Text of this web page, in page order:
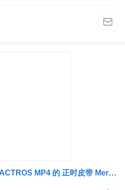
牵引车 Mercedes-Benz ACTROS MP4 的 正时皮带 Mercedes-Benz V-RIB RIEM (2630MM) 4719935896